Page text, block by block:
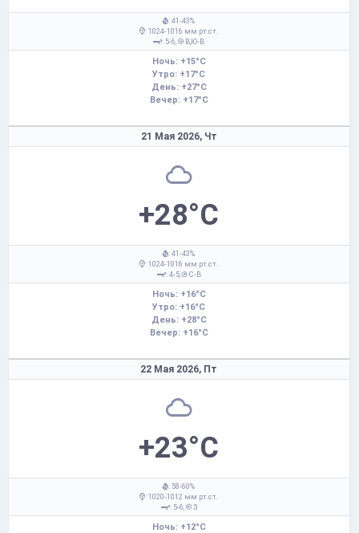
: 41-43%
: 1024-1016 мм рт.ст.
: 5-6,
В,Ю-В
Ночь: +15°C
Утро: +17°C
День: +27°C
Вечер: +17°C
21 Мая 2026, Чт
+28°C
: 41-43%
: 1024-1016 мм рт.ст.
: 4-5,
С-В
Ночь: +16°C
Утро: +16°C
День: +28°C
Вечер: +16°C
22 Мая 2026, Пт
+23°C
: 58-60%
: 1020-1012 мм рт.ст.
: 5-6,
З
Ночь: +12°C